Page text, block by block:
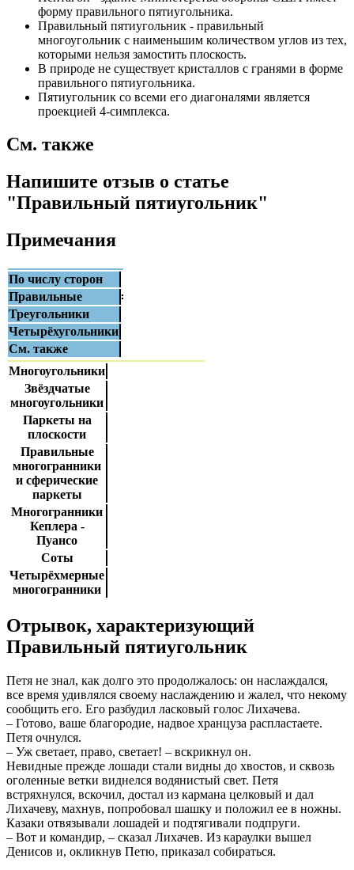
форму правильного пятиугольника.
Правильный пятиугольник - правильный
многоугольник с наименьшим количеством углов из тех,
которыми нельзя замостить плоскость.
В природе не существует кристаллов с гранями в форме
правильного пятиугольника.
Пятиугольник со всеми его диагоналями является
проекцией 4-симплекса.
См. также
Напишите отзыв о статье
"Правильный пятиугольник"
Примечания
По числу сторон
Правильные
Треугольники
Четырёхугольники
См. также
Многоугольники
Звёздчатые
многоугольники
Паркеты на
плоскости
Правильные
многогранники
и сферические
паркеты
Многогранники
Кеплера -
Пуансо
Соты
Четырёхмерные
многогранники
Отрывок, характеризующий
Правильный пятиугольник
Петя не знал, как долго это продолжалось: он наслаждался,
все время удивлялся своему наслаждению и жалел, что некому
сообщить его. Его разбудил ласковый голос Лихачева.
– Готово, ваше благородие, надвое хранцуза распластаете.
Петя очнулся.
– Уж светает, право, светает! – вскрикнул он.
Невидные прежде лошади стали видны до хвостов, и сквозь
оголенные ветки виднелся водянистый свет. Петя
встряхнулся, вскочил, достал из кармана целковый и дал
Лихачеву, махнув, попробовал шашку и положил ее в ножны.
Казаки отвязывали лошадей и подтягивали подпруги.
– Вот и командир, – сказал Лихачев. Из караулки вышел
Денисов и, окликнув Петю, приказал собираться.